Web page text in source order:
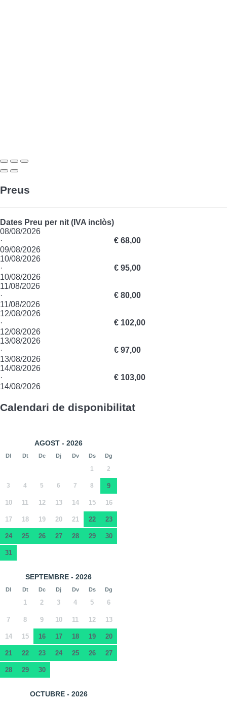
Preus
Dates Preu per nit (IVA inclòs)
08/08/2026
·
09/08/2026
€ 68,00
10/08/2026
·
10/08/2026
€ 95,00
11/08/2026
·
11/08/2026
€ 80,00
12/08/2026
·
12/08/2026
€ 102,00
13/08/2026
·
13/08/2026
€ 97,00
14/08/2026
·
14/08/2026
€ 103,00
Calendari de disponibilitat
AGOST - 2026
Dl Dt Dc Dj Dv Ds Dg
1 2
3 4 5 6 7 8 9
10 11 12 13 14 15 16
17 18 19 20 21 22 23
24 25 26 27 28 29 30
31
SEPTEMBRE - 2026
Dl Dt Dc Dj Dv Ds Dg
1 2 3 4 5 6
7 8 9 10 11 12 13
14 15 16 17 18 19 20
21 22 23 24 25 26 27
28 29 30
OCTUBRE - 2026